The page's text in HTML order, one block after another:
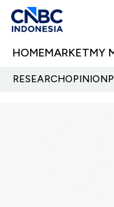
HOMEMARKETMY
RESEARCHOPINION